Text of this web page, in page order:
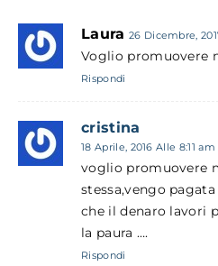
Laura 26 Dicembre,
Voglio promuovere
Rispondi
cristina
18 Aprile, 2016 Alle 8:11 am
voglio promuovere
stessa,vengo
che il denaro lavori
la paura ….
Rispondi